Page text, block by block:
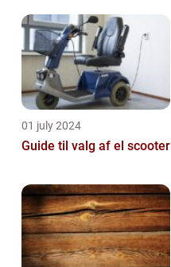
01 july 2024
Guide til valg af el scooter